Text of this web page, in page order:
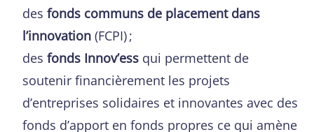
des fonds communs de placement dans
l’innovation (FCPI) ;
des fonds Innov’ess qui permettent de
soutenir financièrement les projets
d’entreprises solidaires et innovantes avec des
fonds d’apport en fonds propres ce qui amène